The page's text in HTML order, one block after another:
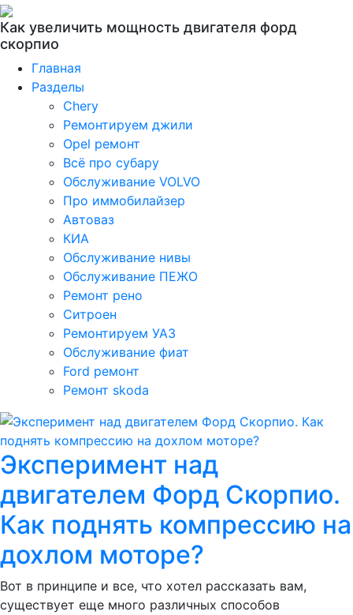
Как увеличить мощность двигателя форд
скорпио
Главная
Разделы
Chery
Ремонтируем джили
Opel ремонт
Всё про субару
Обслуживание VOLVO
Про иммобилайзер
Автоваз
КИА
Обслуживание нивы
Обслуживание ПЕЖО
Ремонт рено
Ситроен
Ремонтируем УАЗ
Обслуживание фиат
Ford ремонт
Ремонт skoda
Эксперимент над
двигателем Форд Скорпио.
Как поднять компрессию на
дохлом моторе?
Вот в принципе и все, что хотел рассказать вам,
существует еще много различных способов